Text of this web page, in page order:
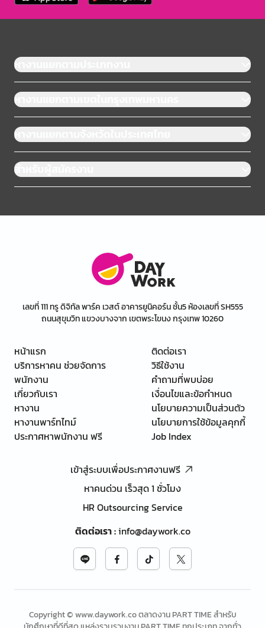
หางานแยกตามประเภทงาน
หางานแยกตามเขตในกรุงเทพมหานคร
หางานแยกตามจังหวัดในประเทศไทย
สำหรับผู้สมัครงาน
เลขที่ 111 ทรู ดิจิทัล พาร์ค เวสต์ อาคารยูนิคอร์น ชั้น5 ห้องเลขที่ SH555
ถนนสุขุมวิท แขวงบางจาก เขตพระโขนง กรุงเทพ 10260
หน้าแรก
บริการหาคน ช่วยจัดการ
พนักงาน
เกี่ยวกับเรา
หางาน
หางานพาร์ทไทม์
ประกาศหาพนักงาน ฟรี
ติดต่อเรา
วิธีใช้งาน
คำถามที่พบบ่อย
เงื่อนไขและข้อกำหนด
นโยบายความเป็นส่วนตัว
นโยบายการใช้ข้อมูลคุกกี้
Job Index
เข้าสู่ระบบเพื่อประกาศงานฟรี
หาคนด่วน เร็วสุด 1 ชั่วโมง
HR Outsourcing Service
ติดต่อเรา:info@daywork.co
Copyright © www.daywork.co ตลาดงาน PART TIME สำหรับ